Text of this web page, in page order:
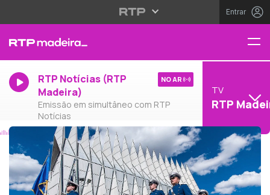
Entrar
RTP Notícias (RTP
Madeira)
Emissão em simultâneo com RTP
Notícias
NO AR
TV
RTP